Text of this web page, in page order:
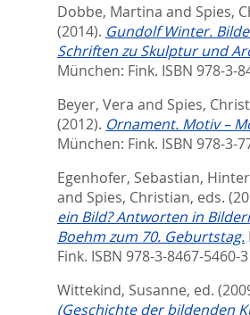
Dobbe, Martina and Spies,
(2014). Gundolf Winter.
Schriften zu Skulptur und
München: Fink. ISBN 978-3-
Beyer, Vera and Spies,
(2012). Ornament. Motiv –
München: Fink. ISBN 978-3-
Egenhofer, Sebastian,
and Spies, Christian, eds.
ein Bild? Antworten in
Boehm zum 70. Geburtstag.
Fink. ISBN 978-3-8467-5460-3
Wittekind, Susanne, ed.
(Geschichte der bildenden